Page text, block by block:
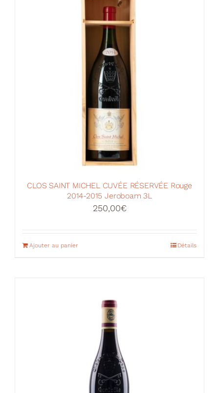
CLOS SAINT MICHEL CUVÉE RÉSERVÉE Rouge
2014-2015 Jeroboam 3L
250,00€
Ajouter au panier Détails